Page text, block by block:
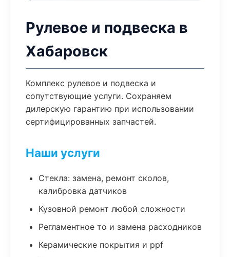
Рулевое и подвеска в
Хабаровск
Комплекс рулевое и подвеска и
сопутствующие услуги. Сохраняем
дилерскую гарантию при использовании
сертифицированных запчастей.
Наши услуги
Стекла: замена, ремонт сколов,
калибровка датчиков
Кузовной ремонт любой сложности
Регламентное то и замена расходников
Керамические покрытия и ppf